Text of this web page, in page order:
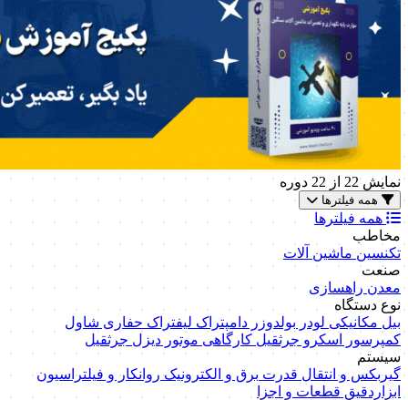
نمایش22 از 22 دوره
همه فیلترها
همه فیلترها
مخاطب
تکنسین ماشین آلات
صنعت
معدن راهسازی
نوع دستگاه
بیل مکانیکی لودر بولدوزر دامپتراک لیفتراک حفاری شاول
کمپرسور اسکرو جرثقیل کارگاهی موتور دیزل جرثقیل
سیستم
گیربکس و انتقال قدرت برق و الکترونیک روانکار و فیلتراسیون
ابزاردقیق قطعات و اجزا